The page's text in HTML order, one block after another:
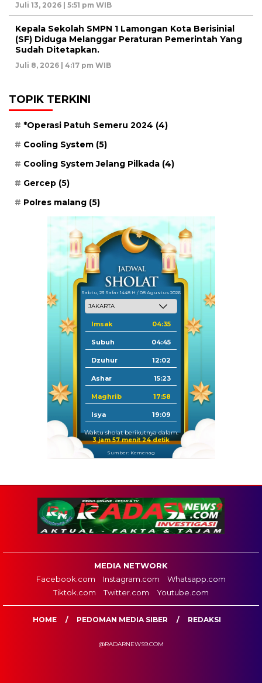
Juli 13, 2026 | 5:51 pm WIB
Kepala Sekolah SMPN 1 Lamongan Kota Berisinial
(SF) Diduga Melanggar Peraturan Pemerintah Yang
Sudah Ditetapkan.
Juli 8, 2026 | 4:17 pm WIB
TOPIK TERKINI
*Operasi Patuh Semeru 2024 (4)
Cooling System (5)
Cooling System Jelang Pilkada (4)
Gercep (5)
Polres malang (5)
Sabtu, 23 Safar 1448 H / 08 Agustus 2026
Imsak 04:35
Subuh 04:45
Dzuhur 12:02
Ashar 15:23
Maghrib 17:58
Isya 19:09
Waktu sholat berikutnya dalam:
3 jam 57 menit 23 detik
Sumber: Kemenag
MEDIA NETWORK
Facebook.com
Instagram.com
Whatsapp.com
Tiktok.com
Twitter.com Youtube.com
HOME PEDOMAN MEDIA SIBER REDAKSI
@RADARNEWS9.COM